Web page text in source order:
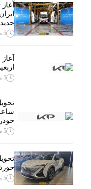
5 مرداد 1405
اربعین ۱۴۰۵ گروه
5 مرداد 1405
5 مرداد 1405
خورد
5 مرداد 1405